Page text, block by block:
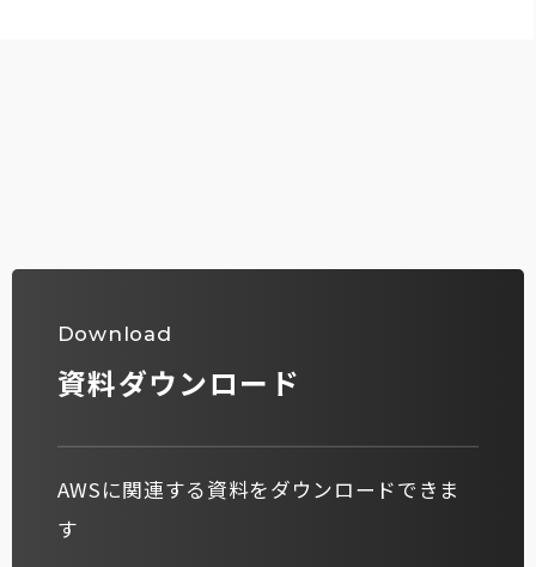
Download
資料ダウンロード
AWSに関連する資料をダウンロードできま
す